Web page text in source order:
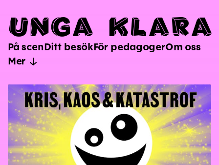
Navigation
UNGA KLARA
På scenDitt besökFör pedagogerOm oss
Mer